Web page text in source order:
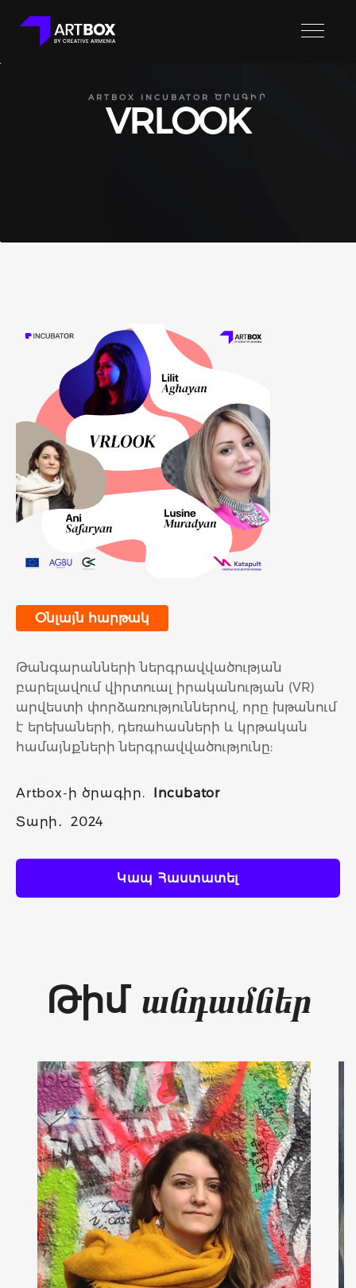
ARTBOX INCUBATOR ԾՐԱԳԻՐ
VRLOOK
Օնլայն հարթակ
Թանգարանների ներգրավվածության
բարելավում վիրտուալ իրականության (VR)
արվեստի փորձառություններով, որը խթանում
է երեխաների, դեռահասների և կրթական
համայնքների ներգրավվածությունը:
Artbox-ի ծրագիր.
Incubator
Տարի․
2024
Կապ Հաստատել
Թիմ անդամներ